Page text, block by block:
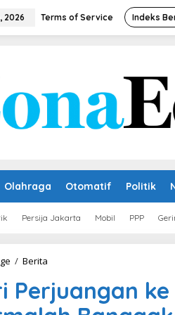
2026 Terms of Service Indeks
Olahraga Otomatif Politik
Persija Jakarta Mobil PPP
/ Berita
ke
Puncak
Akademik,
Perjuangan